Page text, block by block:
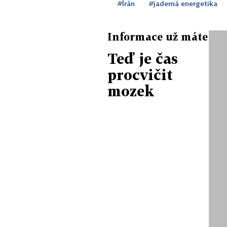
#Írán #jaderná energetika
Informace už máte
Teď je čas
procvičit
mozek